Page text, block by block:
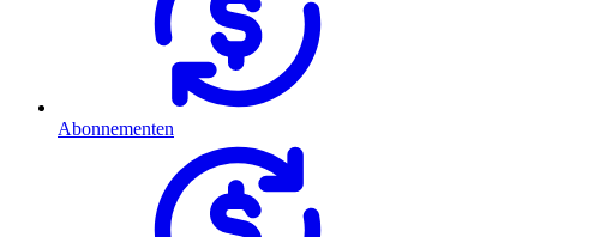
Abonnementen